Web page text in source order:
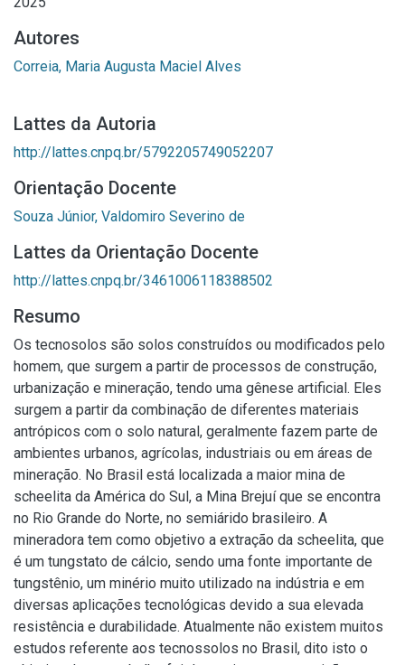
Autores
Correia, Maria Augusta Maciel Alves
Lattes da Autoria
http://lattes.cnpq.br/5792205749052207
Orientação Docente
Souza Júnior, Valdomiro Severino de
Lattes da Orientação Docente
http://lattes.cnpq.br/3461006118388502
Resumo
Os tecnosolos são solos construídos ou modificados pelo
homem, que surgem a partir de processos de construção,
urbanização e mineração, tendo uma gênese artificial. Eles
surgem a partir da combinação de diferentes materiais
antrópicos com o solo natural, geralmente fazem parte de
ambientes urbanos, agrícolas, industriais ou em áreas de
mineração. No Brasil está localizada a maior mina de
scheelita da América do Sul, a Mina Brejuí que se encontra
no Rio Grande do Norte, no semiárido brasileiro. A
mineradora tem como objetivo a extração da scheelita, que
é um tungstato de cálcio, sendo uma fonte importante de
tungstênio, um minério muito utilizado na indústria e em
diversas aplicações tecnológicas devido a sua elevada
resistência e durabilidade. Atualmente não existem muitos
estudos referente aos tecnossolos no Brasil, dito isto o